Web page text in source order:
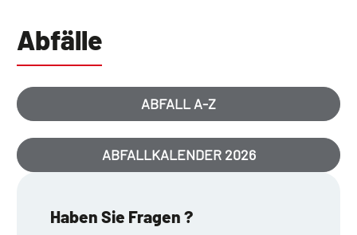
Abfälle
ABFALL A-Z
ABFALLKALENDER 2026
Haben Sie Fragen ?